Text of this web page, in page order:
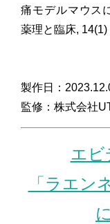
痛モデルマウス
薬理と臨床,
製作日：
監修：株式会社
エビ
「ラエン